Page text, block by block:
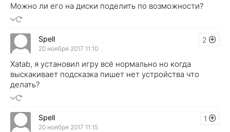
Можно ли его на диски поделить по возможности?
2
Spell
20 ноября 2017 11:10
Xatab, я установил игру всё нормально но когда
выскакивает подсказка пишет нет устройства что
делать?
1
Spell
20 ноября 2017 11:15